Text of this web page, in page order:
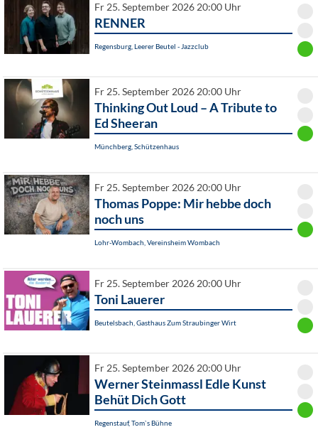
Fr 25. September 2026 20:00 Uhr
RENNER
Regensburg, Leerer Beutel - Jazzclub
Fr 25. September 2026 20:00 Uhr
Thinking Out Loud – A Tribute to
Ed Sheeran
Münchberg, Schützenhaus
Fr 25. September 2026 20:00 Uhr
Thomas Poppe: Mir hebbe doch
noch uns
Lohr-Wombach, Vereinsheim Wombach
Fr 25. September 2026 20:00 Uhr
Toni Lauerer
Beutelsbach, Gasthaus Zum Straubinger Wirt
Fr 25. September 2026 20:00 Uhr
Werner Steinmassl Edle Kunst
Behüt Dich Gott
Regenstauf, Tom`s Bühne